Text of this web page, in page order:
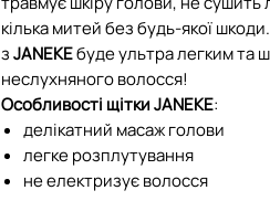
кілька митей без будь-якої
зJANEKEбуде ультра легким та
неслухняного волосся!
Особливості щітки JANEKE:
делікатний масаж голови
легке розплутування
не електризує волосся